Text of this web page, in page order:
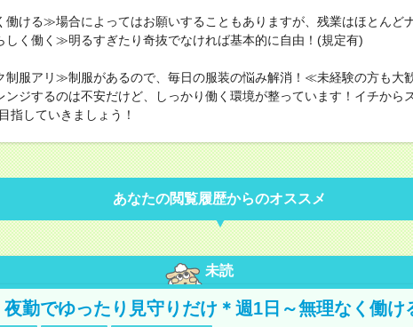
ける≫場合によってはお願いすることもありますが、残業はほとんど
しく働く≫明るすぎたり奇抜でなければ基本的に自由！(規定有)
制服アリ≫制服があるので、毎日の服装の悩み解消！≪未経験の方も大
ンジするのは不安だけど、しっかり働く環境が整っています！イチから
指していきましょう！
あなたの閲覧履歴からのオススメ
未読
夜勤でゆったり見守りだけ＊週1日～無理なく働け